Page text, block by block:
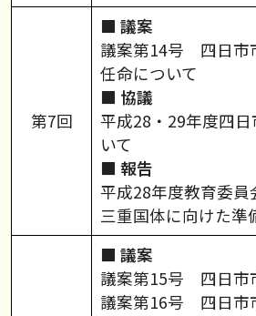
第7回
■ 議案
議案第14号 四日市
任命について
■ 協議
平成28・29年度四
いて
■ 報告
平成28年度教育委員
三重国体に向けた準
■ 議案
議案第15号 四日市
議案第16号 四日市